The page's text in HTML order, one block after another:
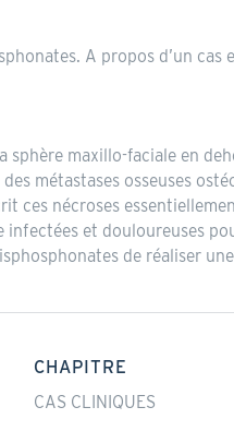
A propos d’un cas
sphère maxillo-faciale en
métastases osseuses
ces nécroses
et douloureuses
de réaliser
CHAPITRE
CAS CLINIQUES